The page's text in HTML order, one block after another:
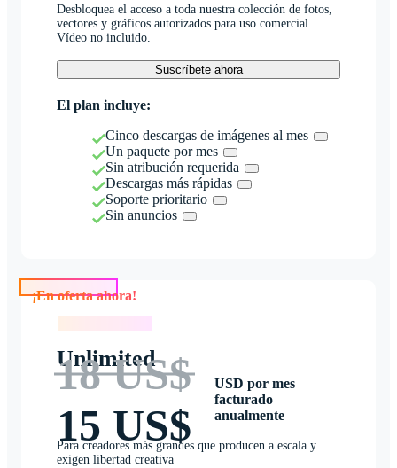
Desbloquea el acceso a toda nuestra colección de fotos,
vectores y gráficos autorizados para uso comercial.
Vídeo no incluido.
Suscríbete ahora
El plan incluye:
Cinco descargas de imágenes al mes
Un paquete por mes
Sin atribución requerida
Descargas más rápidas
Soporte prioritario
Sin anuncios
Unlimited
18 US$
15 US$
USD por mes
facturado
anualmente
Para creadores más grandes que producen a escala y
exigen libertad creativa